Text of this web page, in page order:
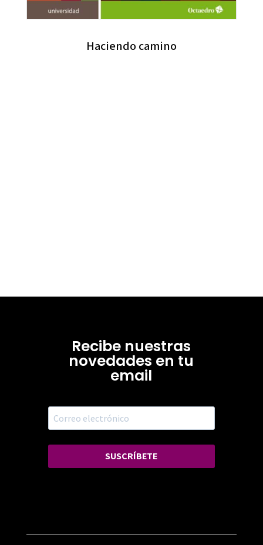
Haciendo camino
Recibe nuestras
novedades en tu
email
SUSCRÍBETE